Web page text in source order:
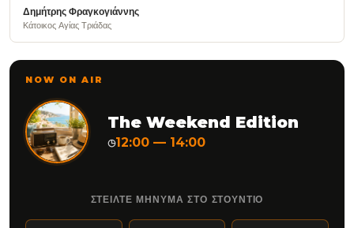
Δημήτρης Φραγκογιάννης
Κάτοικος Αγίας Τριάδας
NOW ON AIR
The Weekend Edition
◷12:00 — 14:00
ΣΤΕΙΛΤΕ ΜΗΝΥΜΑ ΣΤΟ ΣΤΟΥΝΤΙΟ